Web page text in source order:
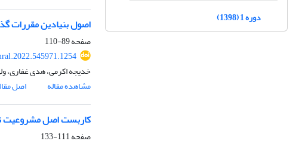
اصول بنیادین مقررات
صفحه89-110
خدیجه اکرمی، هدی غفاری،
مشاهده مقاله
اصل
کاربست اصل مشروعیت
صفحه111-133
دوره 1 (1398)